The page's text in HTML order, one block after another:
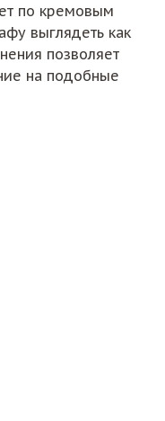
по кремовым
выглядеть как
позволяет
на подобные